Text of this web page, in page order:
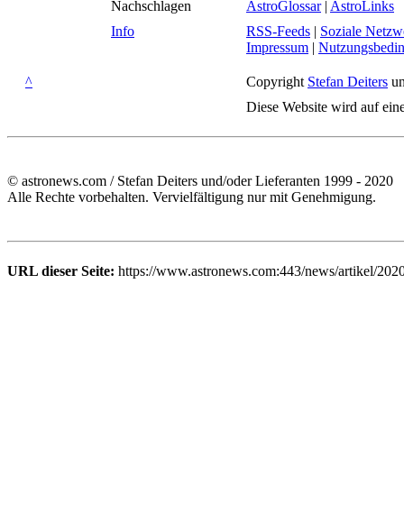
Nachschlagen AstroGlossar| AstroLinks
Info
RSS-Feeds | Soziale
Impressum |
^ Copyright Stefan Deiters
Diese Website wird auf
© astronews.com / Stefan Deiters und/oder Lieferanten 1999 - 2020
Alle Rechte vorbehalten. Vervielfältigung nur mit Genehmigung.
URL dieser Seite: https://www.astronews.com:443/news/artikel/